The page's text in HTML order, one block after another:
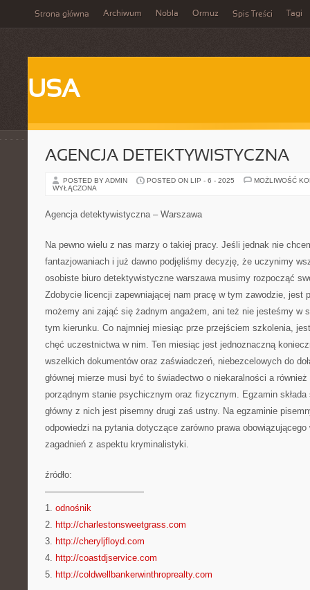
Strona główna Archiwum Nobla Ormuz Spis Treści Tagi
USA
AGENCJA DETEKTYWISTYCZNA
POSTED BY ADMIN POSTED ON LIP - 6 - 2025
MOŻLIWOŚĆ
WYŁĄCZONA
Agencja detektywistyczna – Warszawa
Na pewno wielu z nas marzy o takiej pracy. Jeśli jednak nie
fantazjowaniach i już dawno podjęliśmy decyzję, że uczynimy
osobiste biuro detektywistyczne warszawa musimy rozpocząć
Zdobycie licencji zapewniającej nam pracę w tym zawodzie, jest
możemy ani zająć się żadnym angażem, ani też nie jesteśmy w
tym kierunku. Co najmniej miesiąc prze przejściem szkolenia,
chęć uczestnictwa w nim. Ten miesiąc jest jednoznaczną
wszelkich dokumentów oraz zaświadczeń, niebezcelowych do
głównej mierze musi być to świadectwo o niekaralności a
porządnym stanie psychicznym oraz fizycznym. Egzamin składa
główny z nich jest pisemny drugi zaś ustny. Na egzaminie
odpowiedzi na pytania dotyczące zarówno prawa
zagadnień z aspektu kryminalistyki.
źródło:
———————————
1. odnośnik
2. http://charlestonsweetgrass.com
3. http://cheryljfloyd.com
4. http://coastdjservice.com
5. http://coldwellbankerwinthroprealty.com